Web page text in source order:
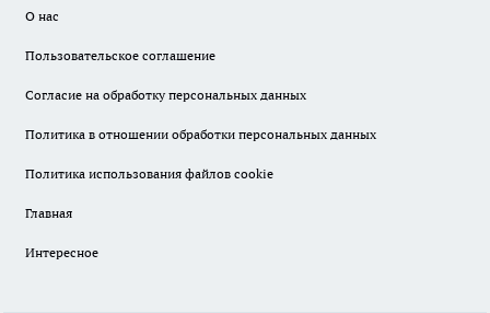
О нас
Пользовательское соглашение
Согласие на обработку персональных данных
Политика в отношении обработки персональных данных
Политика использования файлов cookie
Главная
Интересное